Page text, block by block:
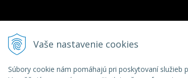
Vaše nastavenie cookies
Súbory cookie nám pomáhajú pri poskytovaní služieb